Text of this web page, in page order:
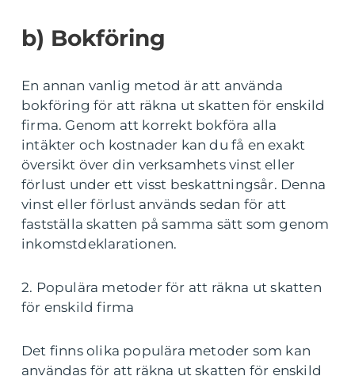
b) Bokföring
En annan vanlig metod är att använda
bokföring för att räkna ut skatten för enskild
firma. Genom att korrekt bokföra alla
intäkter och kostnader kan du få en exakt
översikt över din verksamhets vinst eller
förlust under ett visst beskattningsår. Denna
vinst eller förlust används sedan för att
fastställa skatten på samma sätt som genom
inkomstdeklarationen.
2. Populära metoder för att räkna ut skatten
för enskild firma
Det finns olika populära metoder som kan
användas för att räkna ut skatten för enskild